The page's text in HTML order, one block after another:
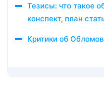
Тезисы: что такое
конспект, план
Критики об